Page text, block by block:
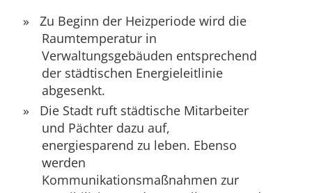
Zu Beginn der Heizperiode wird die
Raumtemperatur in
Verwaltungsgebäuden entsprechend
der städtischen Energieleitlinie
abgesenkt.
Die Stadt ruft städtische Mitarbeiter
und Pächter dazu auf,
energiesparend zu leben. Ebenso
werden
Kommunikationsmaßnahmen zur